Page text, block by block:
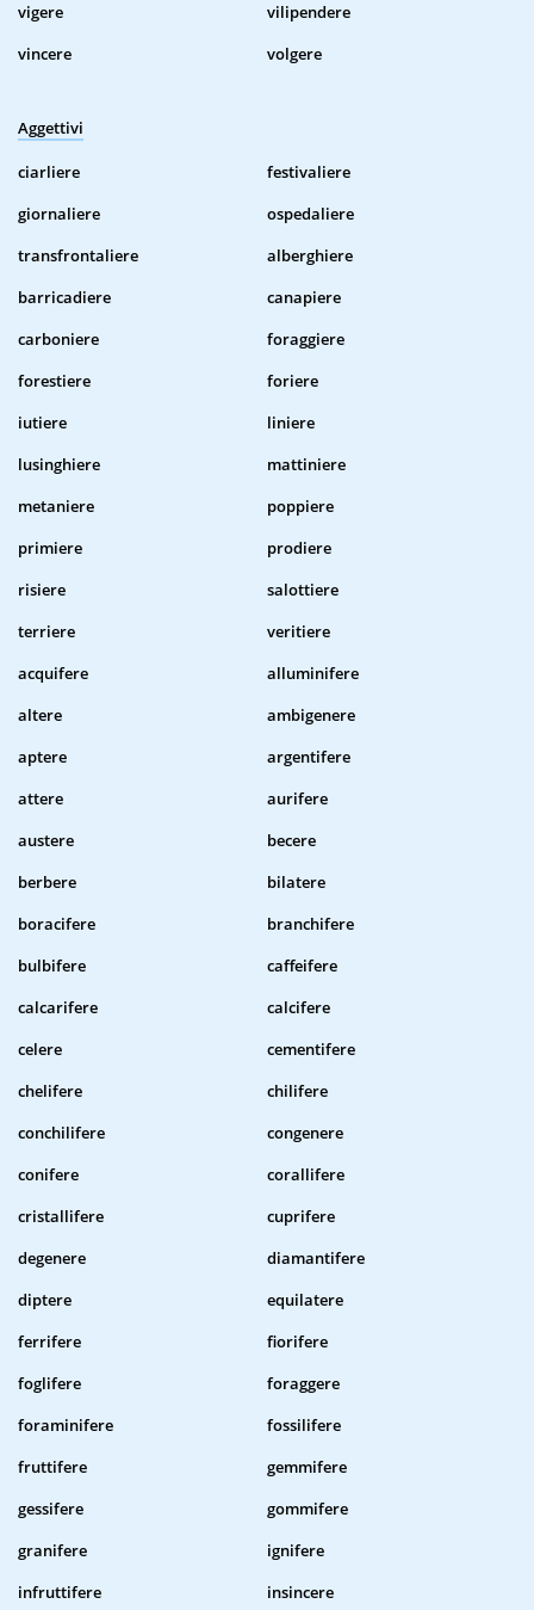
vigere
vilipendere
vincere
volgere
Aggettivi
ciarliere
festivaliere
giornaliere
ospedaliere
transfrontaliere
alberghiere
barricadiere
canapiere
carboniere
foraggiere
forestiere
foriere
iutiere
liniere
lusinghiere
mattiniere
metaniere
poppiere
primiere
prodiere
risiere
salottiere
terriere
veritiere
acquifere
alluminifere
altere
ambigenere
aptere
argentifere
attere
aurifere
austere
becere
berbere
bilatere
boracifere
branchifere
bulbifere
caffeifere
calcarifere
calcifere
celere
cementifere
chelifere
chilifere
conchilifere
congenere
conifere
corallifere
cristallifere
cuprifere
degenere
diamantifere
diptere
equilatere
ferrifere
fiorifere
foglifere
foraggere
foraminifere
fossilifere
fruttifere
gemmifere
gessifere
gommifere
granifere
ignifere
infruttifere
insincere